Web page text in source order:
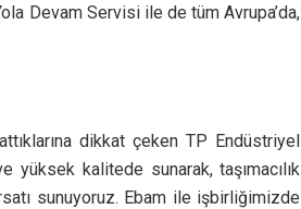
Devam Servisi ile de tüm Avrupa’da,
dikkat çeken TP Endüstriyel
kalitede sunarak, taşımacılık
sunuyoruz. Ebam ile işbirliğimizde